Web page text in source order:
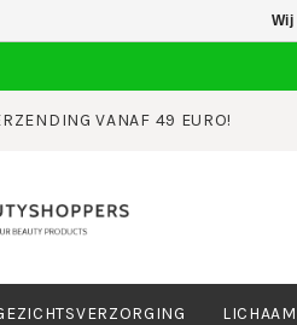
VANAF 49 EURO!